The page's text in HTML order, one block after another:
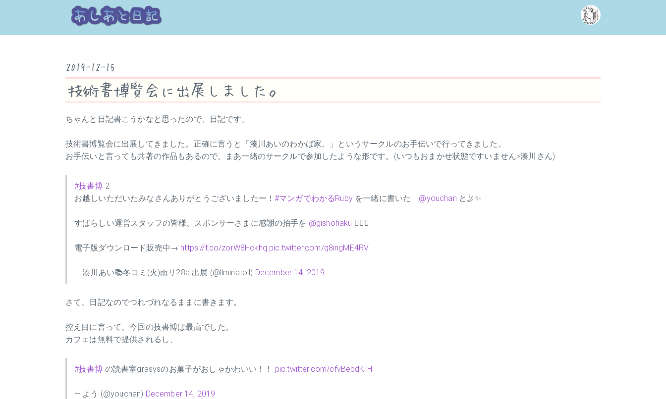
2019-12-15
技術書博覧会に出展しました。
ちゃんと日記書こうかなと思ったので、日記です。
技術書博覧会に出展してきました。正確に言うと「湊川あいのわかば家。」というサークルのお手伝いで行ってきました。
お手伝いと言っても共著の作品もあるので、まあ一緒のサークルで参加したような形です。(いつもおまかせ状態ですいません>湊川さん)
#技書博 2
お越しいただいたみなさんありがとうございましたー！#マンガでわかるRubyを一緒に書いた @youchan と🤳✨
すばらしい運営スタッフの皆様、スポンサーさまに感謝の拍手を @gishohaku 🙇‍♂️✨
電子版ダウンロード販売中→ https://t.co/zorW8Hckhq pic.twitter.com/q8ingME4RV
— 湊川あい📚冬コミ(火)南リ28a 出展 (@llminatoll) December 14, 2019
さて、日記なのでつれづれなるままに書きます。
控え目に言って、今回の技書博は最高でした。
カフェは無料で提供されるし、
#技書博 の読書室grasysのお菓子がおしゃかわいい！！ pic.twitter.com/cfvBebdKIH
— よう (@youchan) December 14, 2019